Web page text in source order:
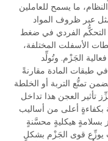
ما يسمح للعاملين
عبر ظروف المواد
التحكُّم الفردي في ضغط
الأسفلت المختلفة،
الجَزْم. وتُولِّد
في طبقات المادة مقارنةً
تمتُّع التربة أو الخلطة
تأثير العجن هذا تداخل
بكفاءةٍ أعلى من أساليب
بسلامةٍ هيكليةٍ محسَّنةٍ
يوزِّع قوى الجَزْم بشكلٍ